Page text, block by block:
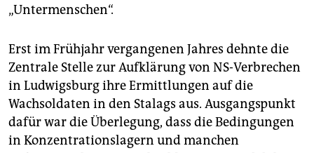
„Untermenschen“.
Erst im Frühjahr vergangenen Jahres dehnte die
Zentrale Stelle zur Aufklärung von NS-Verbrechen
in Ludwigsburg ihre Ermittlungen auf die
Wachsoldaten in den Stalags aus. Ausgangspunkt
dafür war die Überlegung, dass die Bedingungen
in Konzentrationslagern und manchen